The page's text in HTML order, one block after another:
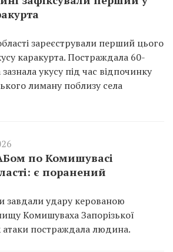
зареєстрували перший цього
каракурта. Постраждала 60-
укусу під час відпочинку
лиману поблизу села
по Комишувасі
є поранений
завдали удару керованою
Комишуваха Запорізької
атаки постраждала людина.